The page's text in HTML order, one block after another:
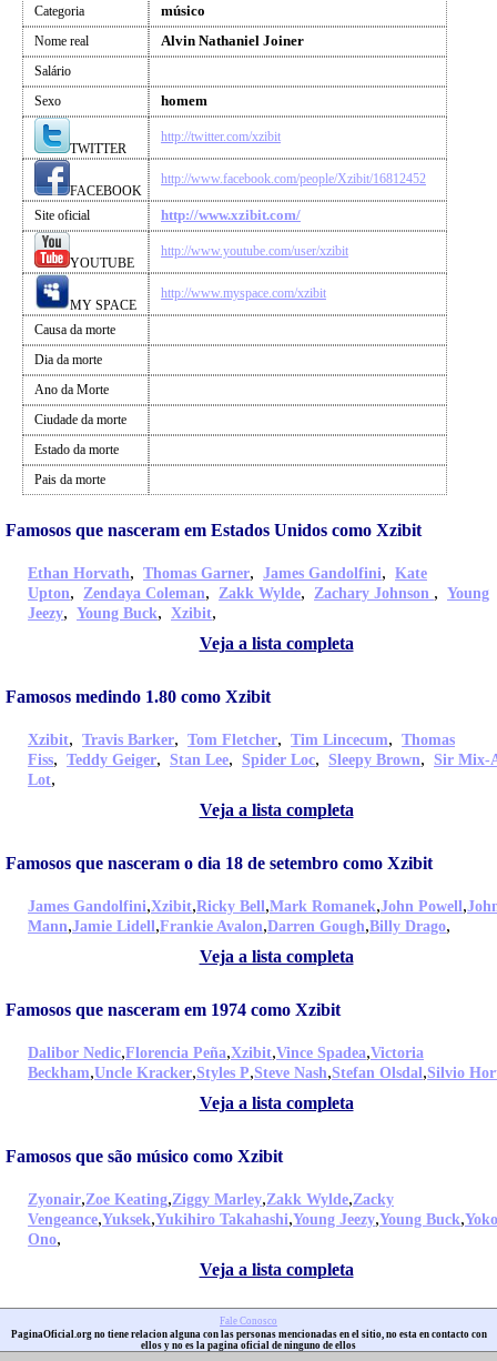
Categoria músico
Nome real Alvin Nathaniel Joiner
Salário
Sexo
homem
TWITTER
http://twitter.com/xzibit
FACEBOOK
http://www.facebook.com/people/Xzibit/16812452
Site oficial http://www.xzibit.com/
YOUTUBE
http://www.youtube.com/user/xzibit
MY SPACE
http://www.myspace.com/xzibit
Causa da morte
Dia da morte
Ano da Morte
Ciudade da morte
Estado da morte
Pais da morte
Famosos que nasceram em Estados Unidos como Xzibit
Ethan Horvath, Thomas Garner, James Gandolfini, Kate
Upton, Zendaya Coleman, Zakk Wylde, Zachary Johnson , Young
Jeezy, Young Buck, Xzibit,
Veja a lista completa
Famosos medindo 1.80 como Xzibit
Xzibit, Travis Barker, Tom Fletcher, Tim Lincecum, Thomas
Fiss, Teddy Geiger, Stan Lee, Spider Loc, Sleepy Brown, Sir Mix-
Lot,
Veja a lista completa
Famosos que nasceram o dia 18 de setembro como Xzibit
James Gandolfini,Xzibit,Ricky Bell,Mark Romanek,John Powell,
Mann,Jamie Lidell,Frankie Avalon,Darren Gough,Billy Drago,
Veja a lista completa
Famosos que nasceram em 1974 como Xzibit
Dalibor Nedic,Florencia Peña,Xzibit,Vince Spadea,Victoria
Beckham,Uncle Kracker,Styles P,Steve Nash,Stefan Olsdal,Silvio
Veja a lista completa
Famosos que são músico como Xzibit
Zyonair,Zoe Keating,Ziggy Marley,Zakk Wylde,Zacky
Vengeance,Yuksek,Yukihiro Takahashi,Young Jeezy,Young Buck,Yoko
Ono,
Veja a lista completa
Fale Conosco
PaginaOficial.org no tiene relacion alguna con las personas mencionadas en el sitio, no esta en contacto con
ellos y no es la pagina oficial de ninguno de ellos